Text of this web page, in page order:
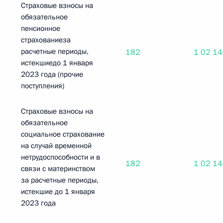
Страховые взносы на
обязательное
пенсионное
страхованиеза
расчетные периоды,
истекшиедо 1 января
2023 года (прочие
поступления)
182 1 02
Страховые взносы на
обязательное
социальное страхование
на случай временной
нетрудоспособности и в
связи с материнством
за расчетные периоды,
истекшие до 1 января
2023 года
182 1 02